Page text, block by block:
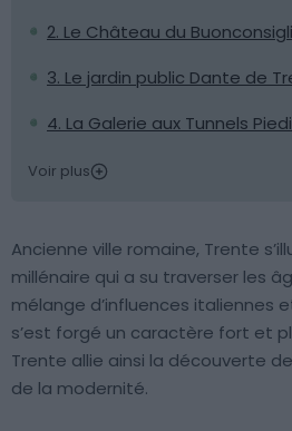
2. Le Château du
3. Le jardin public Dante de
4. La Galerie aux Tunnels
Voir plus
Ancienne ville romaine, Trente
millénaire qui a su traverser les
mélange d’influences italiennes
s’est forgé un caractère fort et
Trente allie ainsi la découverte
de la modernité.